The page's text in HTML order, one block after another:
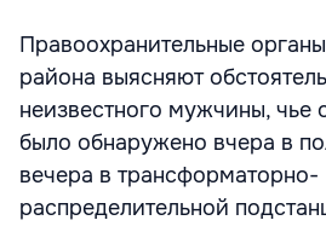
Правоохранительные
района выясняют
неизвестного мужчины, чье
было обнаружено вчера в
вечера в трансформаторно-
распределительной